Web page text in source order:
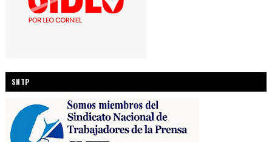
SNTP